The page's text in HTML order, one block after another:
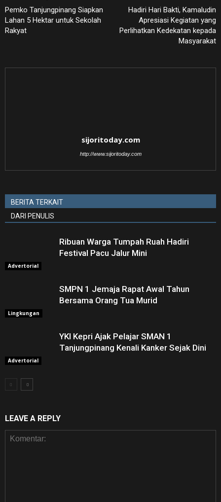
Pemko Tanjungpinang Siapkan
Lahan 5 Hektar untuk Sekolah
Rakyat
Hadiri Hari Bakti, Kamaludin
Apresiasi Kegiatan yang
Perlihatkan Kedekatan kepada
Masyarakat
sijoritoday.com
http://www.sijoritoday.com
BERITA TERKAIT
DARI PENULIS
Advertorial
Ribuan Warga Tumpah Ruah Hadiri
Festival Pacu Jalur Mini
Lingkungan
SMPN 1 Jemaja Rapat Awal Tahun
Bersama Orang Tua Murid ‎
Advertorial
YKI Kepri Ajak Pelajar SMAN 1
Tanjungpinang Kenali Kanker Sejak Dini
LEAVE A REPLY